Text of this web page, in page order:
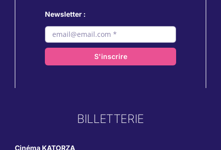
Newsletter :
S'inscrire
BILLETTERIE
Cinéma KATORZA